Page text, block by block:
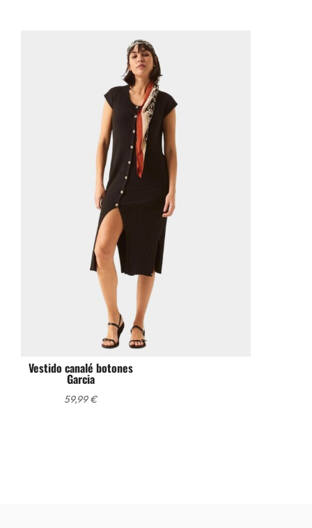
Vestido canalé botones
Garcia
59,99€